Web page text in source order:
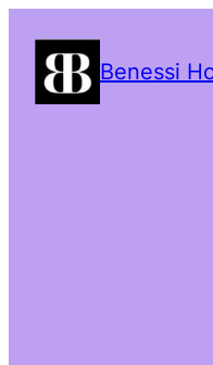
Benessi